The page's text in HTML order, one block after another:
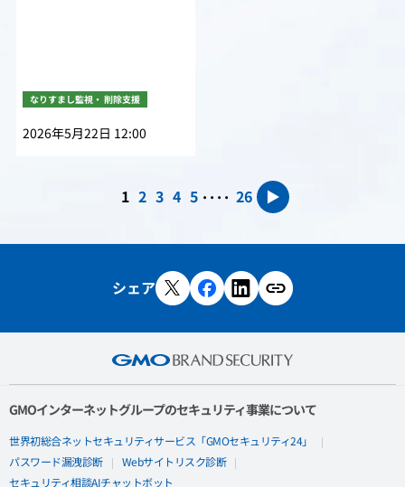
なりすまし監視・ 削除支援
2026年5月22日 12:00
1 2 3 4 5....26 ▶
シェア
GMOインターネットグループのセキュリティ事業について
世界初総合ネットセキュリティサービス「GMOセキュリティ24」
パスワード漏洩診断 Webサイトリスク診断